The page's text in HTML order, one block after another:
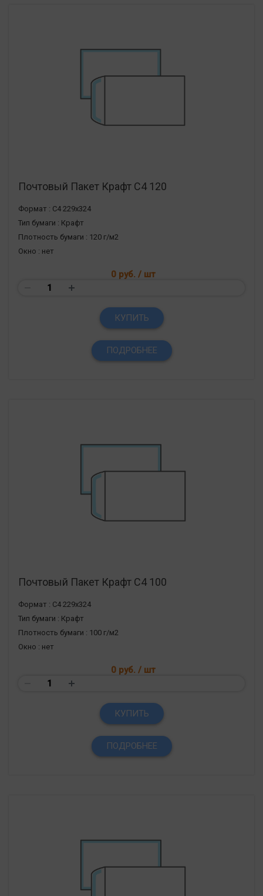
Почтовый Пакет Крафт С4 120
Формат : С4 229х324
Тип бумаги : Крафт
Плотность бумаги : 120 г/м2
Окно : нет
0 руб. / шт
КУПИТЬ
ПОДРОБНЕЕ
Почтовый Пакет Крафт С4 100
Формат : С4 229х324
Тип бумаги : Крафт
Плотность бумаги : 100 г/м2
Окно : нет
0 руб. / шт
КУПИТЬ
ПОДРОБНЕЕ